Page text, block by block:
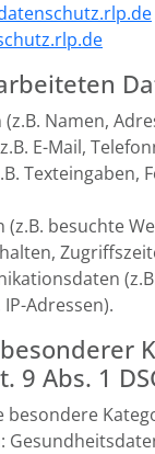
Namen,
E-Mail,
Texteingaben,
besuchte
Adressen).
9 Abs. 1
besondere